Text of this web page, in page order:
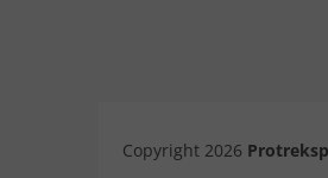
Copyright 2026